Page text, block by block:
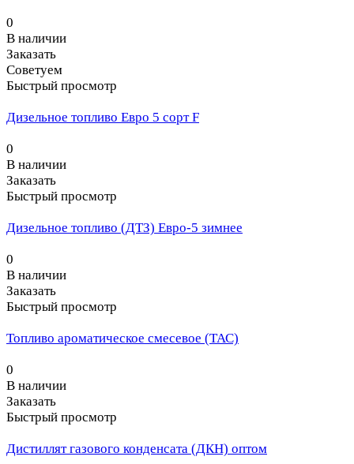
0
В наличии
Заказать
Советуем
Быстрый просмотр
Дизельное топливо Евро 5 сорт F
0
В наличии
Заказать
Быстрый просмотр
Дизельное топливо (ДТЗ) Евро-5 зимнее
0
В наличии
Заказать
Быстрый просмотр
Топливо ароматическое смесевое (ТАС)
0
В наличии
Заказать
Быстрый просмотр
Дистиллят газового конденсата (ДКН) оптом